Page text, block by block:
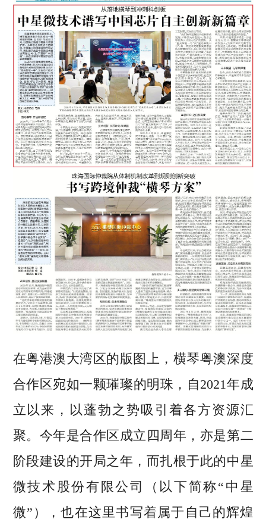
在粤港澳大湾区的版图上，横琴粤澳深度
合作区宛如一颗璀璨的明珠，自2021年成
立以来，以蓬勃之势吸引着各方资源汇
聚。今年是合作区成立四周年，亦是第二
阶段建设的开局之年，而扎根于此的中星
微技术股份有限公司（以下简称“中星
微”），也在这里书写着属于自己的辉煌